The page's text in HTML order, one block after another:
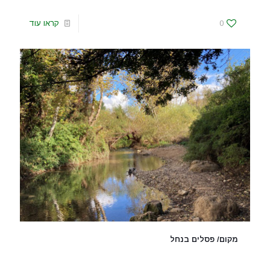
0 קראו עוד
מקום/ פסלים בנחל